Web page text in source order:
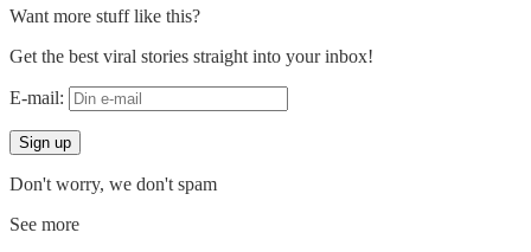
Want more stuff like this?
Get the best viral stories straight into your inbox!
E-mail:
Don't worry, we don't spam
See more